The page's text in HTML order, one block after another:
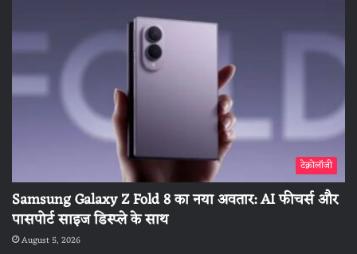
टेक्नोलॉजी
Samsung Galaxy Z Fold 8 का नया अवतार: AI फीचर्स और
पासपोर्ट साइज डिस्प्ले के साथ
August 5, 2026